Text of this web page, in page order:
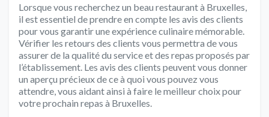
Lorsque vous recherchez un beau restaurant à Bruxelles,
il est essentiel de prendre en compte les avis des clients
pour vous garantir une expérience culinaire mémorable.
Vérifier les retours des clients vous permettra de vous
assurer de la qualité du service et des repas proposés par
l’établissement. Les avis des clients peuvent vous donner
un aperçu précieux de ce à quoi vous pouvez vous
attendre, vous aidant ainsi à faire le meilleur choix pour
votre prochain repas à Bruxelles.